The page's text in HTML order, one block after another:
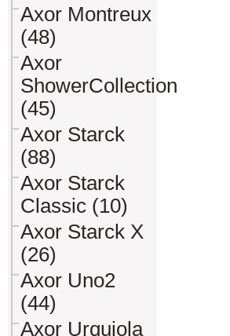
Axor Montreux
(48)
Axor
ShowerCollection
(45)
Axor Starck
(88)
Axor Starck
Classic (10)
Axor Starck X
(26)
Axor Uno2
(44)
Axor Urquiola